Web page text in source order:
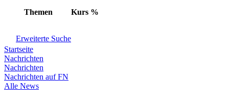
Themen Kurs %
Erweiterte Suche
Startseite
Nachrichten
Nachrichten
Nachrichten auf FN
Alle News